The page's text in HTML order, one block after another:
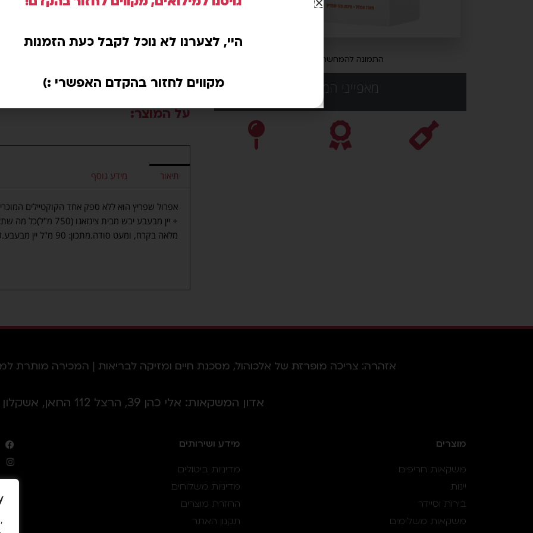
התמונה להמחשה בלבד
מאפייני המוצר:
על המוצר:
תיאור מידע נוסף
+ יין מבעבע יבש מבית
מלאה בקרח, ומעט סודה.מתכון: 90 מ"ל יין מבעבע.60 מ"ל אפרול.30 מ"ל מי סודה.
אזהרה: צריכה מופרזת של אלכוהול, מסכנת חיים ומזיקה לבריאות | המכירה מותרת למי שמלאו לו
אדון המשקאות: אלי כהן 39, הרצל 112 החאן, אשקלון
מוצרים
משקאות חריפים
יינות
בירות וסיידר
משקאות משלימים
מידע ושירותים
מדיניות ביטולים
מדיניות משלוחים
החזרת מוצרים
תקנון האתר
היי, לצערנו לא נוכל לקבל כעת הזמנות
מקווים לחזור בהקדם האפשרי :)